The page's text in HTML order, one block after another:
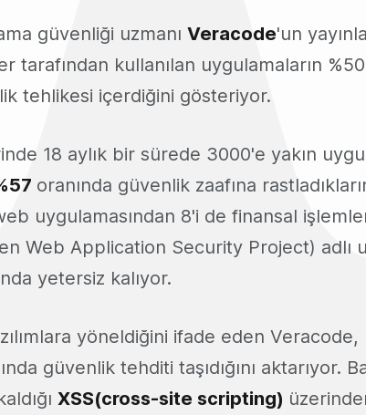
güvenliği uzmanı Veracode'un
tarafından kullanılan uygulamaların
tehlikesi içerdiğini gösteriyor.
18 aylık bir sürede 3000'e yakın
oranında güvenlik zaafına
uygulamasından 8'i de finansal
Web Application Security Project) adlı
yetersiz kalıyor.
yöneldiğini ifade eden
güvenlik tehditi taşıdığını aktarıyor.
XSS(cross-site scripting)